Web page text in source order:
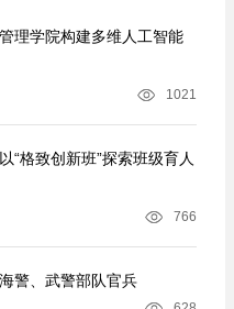
理学院构建多维人工智能
1021
“格致创新班”探索班级育人
766
警、武警部队官兵